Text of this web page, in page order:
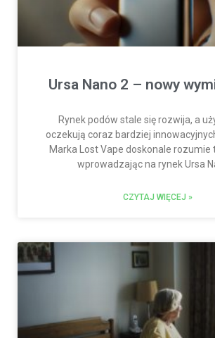
Ursa Nano 2 – nowy
Rynek podów stale się rozwija, a
oczekują coraz bardziej
Marka Lost Vape doskonale rozumie
wprowadzając na rynek Ursa
CZYTAJ WIĘCEJ »